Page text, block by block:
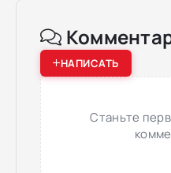
НАПИСАТЬ
Станьте